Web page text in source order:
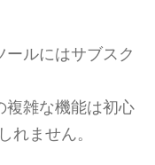
ールにはサブスク
複雑な機能は初心
れません。